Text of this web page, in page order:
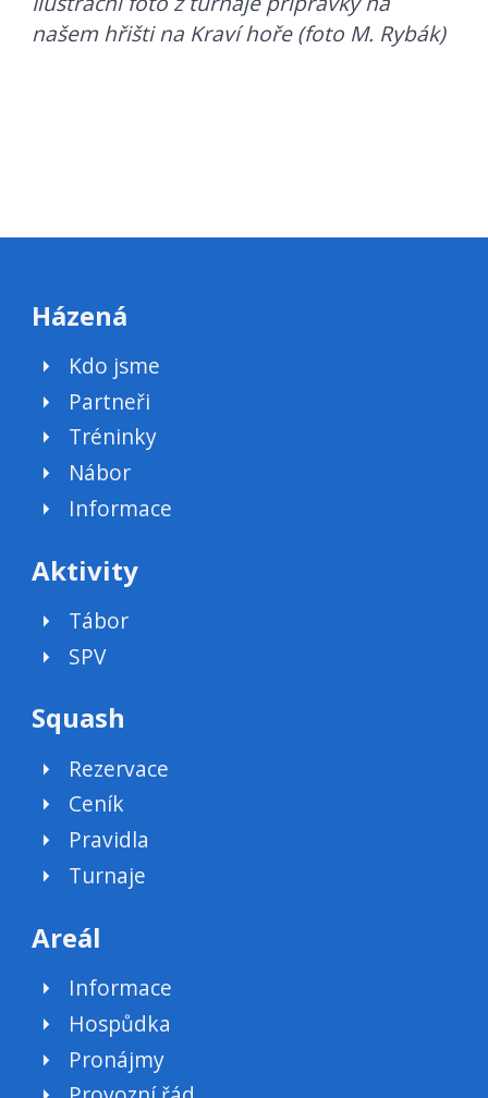
našem hřišti na Kraví hoře (foto M. Rybák)
Házená
Kdo jsme
Partneři
Tréninky
Nábor
Informace
Aktivity
Tábor
SPV
Squash
Rezervace
Ceník
Pravidla
Turnaje
Areál
Informace
Hospůdka
Pronájmy